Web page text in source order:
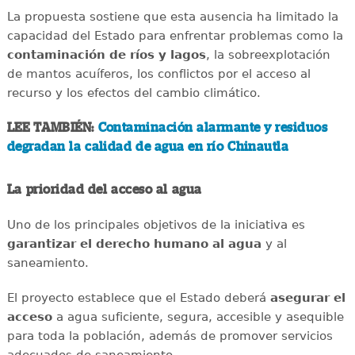
La propuesta sostiene que esta ausencia ha limitado la
capacidad del Estado para enfrentar problemas como la
contaminación de ríos y lagos, la sobreexplotación
de mantos acuíferos, los conflictos por el acceso al
recurso y los efectos del cambio climático.
LEE TAMBIÉN: Contaminación alarmante y residuos
degradan la calidad de agua en río Chinautla
La prioridad del acceso al agua
Uno de los principales objetivos de la iniciativa es
garantizar el derecho humano al agua y al
saneamiento.
El proyecto establece que el Estado deberá asegurar el
accesoa agua suficiente, segura, accesible y asequible
para toda la población, además de promover servicios